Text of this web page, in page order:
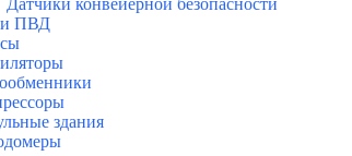
Датчики конвейерной безопасности
ПВД
здания